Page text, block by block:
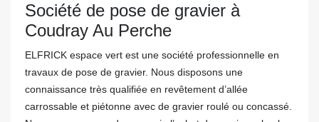
Société de pose de gravier à
Coudray Au Perche
ELFRICK espace vert est une société professionnelle en
travaux de pose de gravier. Nous disposons une
connaissance très qualifiée en revêtement d’allée
carrossable et piétonne avec de gravier roulé ou concassé.